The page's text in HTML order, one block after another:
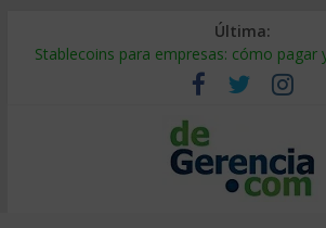
Última:
Stablecoins para empresas: cómo pagar
Despido silencioso: qué es y por qué sale
IA en selección de personal: cómo
Trabajo forzoso en la cadena de
Mercado hispano de EE. UU.: cómo